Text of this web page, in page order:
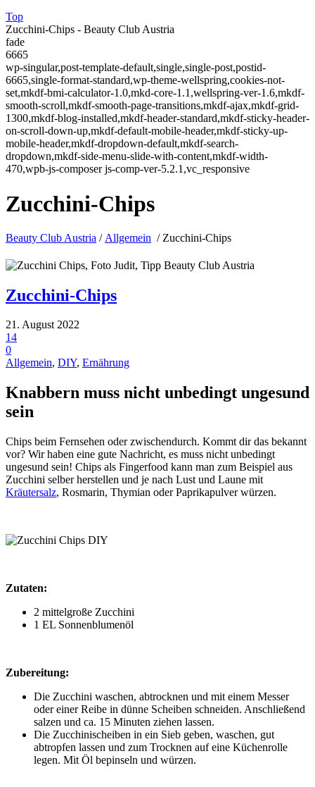
Top
Zucchini-Chips - Beauty Club Austria
fade
6665
wp-singular,post-template-default,single,single-post,postid-
6665,single-format-standard,wp-theme-wellspring,cookies-not-
set,mkdf-bmi-calculator-1.0,mkd-core-1.1,wellspring-ver-1.6,mkdf-
smooth-scroll,mkdf-smooth-page-transitions,mkdf-ajax,mkdf-grid-
1300,mkdf-blog-installed,mkdf-header-standard,mkdf-sticky-header-
on-scroll-down-up,mkdf-default-mobile-header,mkdf-sticky-up-
mobile-header,mkdf-dropdown-default,mkdf-search-
dropdown,mkdf-side-menu-slide-with-content,mkdf-width-
470,wpb-js-composer js-comp-ver-5.2.1,vc_responsive
Zucchini-Chips
Beauty Club Austria / Allgemein / Zucchini-Chips
Zucchini-Chips
21. August 2022
14
0
Allgemein, DIY, Ernährung
Knabbern muss nicht unbedingt ungesund
sein
Chips beim Fernsehen oder zwischendurch. Kommt dir das bekannt
vor? Wir haben eine gute Nachricht, es muss nicht unbedingt
ungesund sein! Chips als Fingerfood kann man zum Beispiel aus
Zucchini selber herstellen und je nach Lust und Laune mit
Kräutersalz, Rosmarin, Thymian oder Paprikapulver würzen.
Zutaten:
2 mittelgroße Zucchini
1 EL Sonnenblumenöl
Zubereitung:
Die Zucchini waschen, abtrocknen und mit einem Messer
oder einer Reibe in dünne Scheiben schneiden. Anschließend
salzen und ca. 15 Minuten ziehen lassen.
Die Zucchinischeiben in ein Sieb geben, waschen, gut
abtropfen lassen und zum Trocknen auf eine Küchenrolle
legen. Mit Öl bepinseln und würzen.